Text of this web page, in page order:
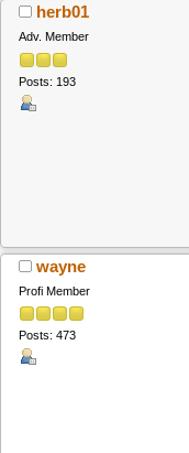
herb01
Adv. Member
Posts: 193
wayne
Profi Member
Posts: 473